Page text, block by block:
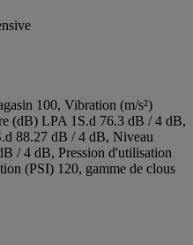
100, Vibration (m/s²)
(dB) LPA 1S.d 76.3 dB / 4 dB,
88.27 dB / 4 dB, Niveau
/ 4 dB, Pression d'utilisation
(PSI) 120, gamme de clous